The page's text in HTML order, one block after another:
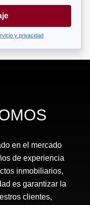
y privacidad
en el mercado
de experiencia
inmobiliarios,
es garantizar la
clientes,